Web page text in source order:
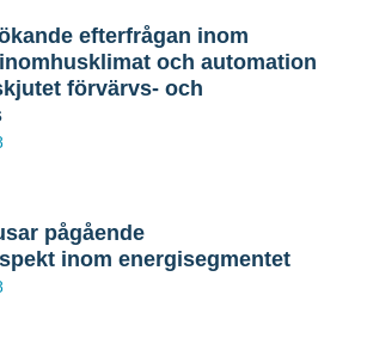
efterfrågan inom
och automation
förvärvs- och
pågående
inom energisegmentet
Group AB. Därtill med nya långsiktiga
investerare som Carnegie Fonder,
och Nordic Cross.
från extra